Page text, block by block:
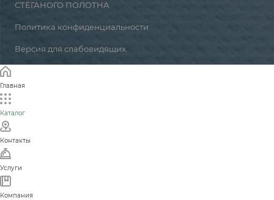
СТЁГАНОГО ПОЛОТНА
Политика конфиденциальности
Версия для слабовидящих
Главная
Каталог
Контакты
Услуги
Компания